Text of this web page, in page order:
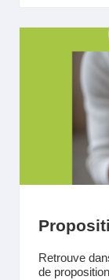
Retrouve
de